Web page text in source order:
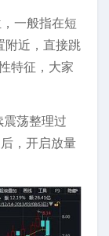
一般指在短
附近，直接跳
特征，大家
荡整理过
，开启放量